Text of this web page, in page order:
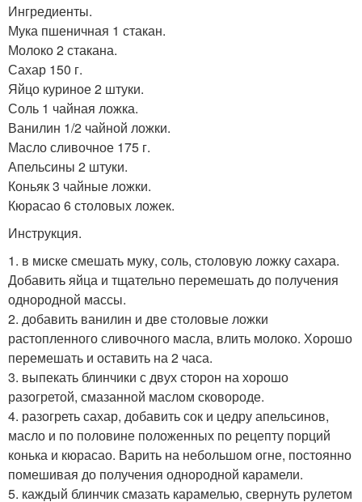
Ингредиенты.
Мука пшеничная 1 стакан.
Молоко 2 стакана.
Сахар 150 г.
Яйцо куриное 2 штуки.
Соль 1 чайная ложка.
Ванилин 1/2 чайной ложки.
Масло сливочное 175 г.
Апельсины 2 штуки.
Коньяк 3 чайные ложки.
Кюрасао 6 столовых ложек.
Инструкция.
1. в миске смешать муку, соль, столовую ложку сахара.
Добавить яйца и тщательно перемешать до получения
однородной массы.
2. добавить ванилин и две столовые ложки
растопленного сливочного масла, влить молоко. Хорошо
перемешать и оставить на 2 часа.
3. выпекать блинчики с двух сторон на хорошо
разогретой, смазанной маслом сковороде.
4. разогреть сахар, добавить сок и цедру апельсинов,
масло и по половине положенных по рецепту порций
конька и кюрасао. Варить на небольшом огне, постоянно
помешивая до получения однородной карамели.
5. каждый блинчик смазать карамелью, свернуть рулетом